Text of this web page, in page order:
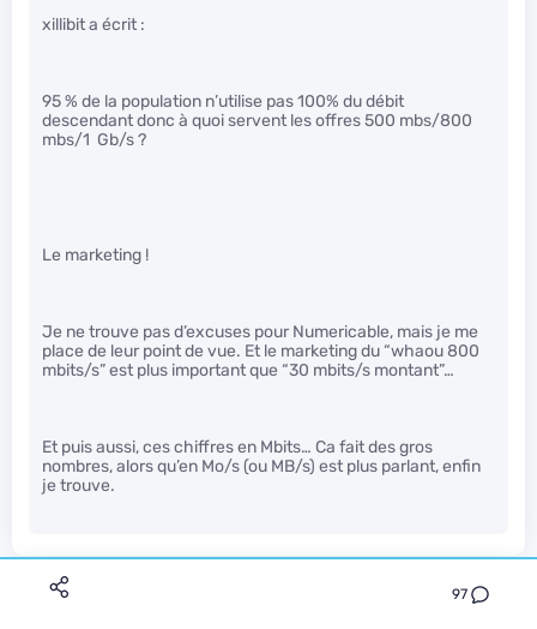
97
xillibit a écrit :
95 % de la population n’utilise pas 100% du débit
descendant donc à quoi servent les offres 500 mbs/800
mbs/1 Gb/s ?
Le marketing !
Je ne trouve pas d’excuses pour Numericable, mais je me
place de leur point de vue. Et le marketing du “whaou 800
mbits/s” est plus important que “30 mbits/s montant”…
Et puis aussi, ces chiffres en Mbits… Ca fait des gros
nombres, alors qu’en Mo/s (ou MB/s) est plus parlant, enfin
je trouve.